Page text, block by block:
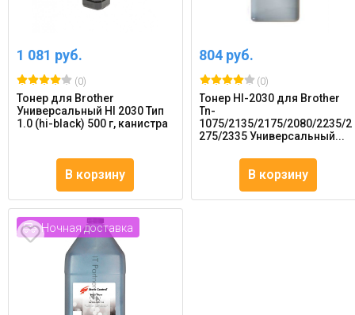
1 081 руб.
(0)
Тонер для Brother
Универсальный Hl 2030 Тип
1.0 (hi-black) 500 г, канистра
В корзину
804 руб.
(0)
Тонер Hl-2030 для Brother
Tn-
1075/2135/2175/2080/2235/2
275/2335 Универсальный...
В корзину
Ночная доставка